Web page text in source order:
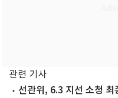
관련 기사
선관위, 6.3 지선 소청